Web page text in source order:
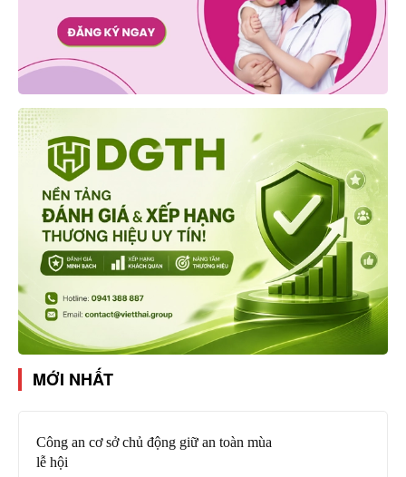
MỚI NHẤT
Công an cơ sở chủ động giữ an toàn mùa
lễ hội